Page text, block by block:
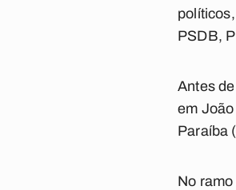
PSDB,
Antes
em
Paraíba
No